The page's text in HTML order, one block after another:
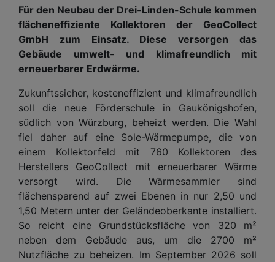
Für den Neubau der Drei-Linden-Schule kommen
flächeneffiziente Kollektoren der GeoCollect
GmbH zum Einsatz. Diese versorgen das
Gebäude umwelt- und klimafreundlich mit
erneuerbarer Erdwärme.
Zukunftssicher, kosteneffizient und klimafreundlich
soll die neue Förderschule in Gaukönigshofen,
südlich von Würzburg, beheizt werden. Die Wahl
fiel daher auf eine Sole-Wärmepumpe, die von
einem Kollektorfeld mit 760 Kollektoren des
Herstellers GeoCollect mit erneuerbarer Wärme
versorgt wird. Die Wärmesammler sind
flächensparend auf zwei Ebenen in nur 2,50 und
1,50 Metern unter der Geländeoberkante installiert.
So reicht eine Grundstücksfläche von 320 m²
neben dem Gebäude aus, um die 2700 m²
Nutzfläche zu beheizen. Im September 2026 soll